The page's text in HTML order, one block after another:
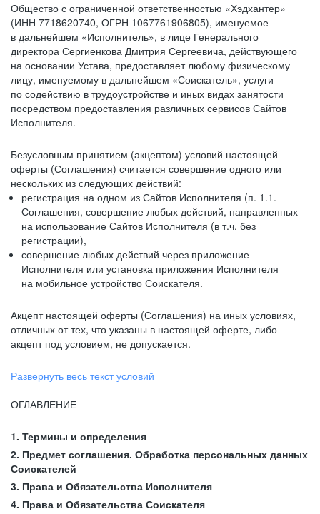
Общество с ограниченной ответственностью «Хэдхантер»
(ИНН 7718620740, ОГРН 1067761906805), именуемое
в дальнейшем «Исполнитель», в лице Генерального
директора Сергиенкова Дмитрия Сергеевича, действующего
на основании Устава, предоставляет любому физическому
лицу, именуемому в дальнейшем «Соискатель», услуги
по содействию в трудоустройстве и иных видах занятости
посредством предоставления различных сервисов Сайтов
Исполнителя.
Безусловным принятием (акцептом) условий настоящей
оферты (Соглашения) считается совершение одного или
нескольких из следующих действий:
регистрация на одном из Сайтов Исполнителя (п. 1.1.
Соглашения, совершение любых действий, направленных
на использование Сайтов Исполнителя (в т.ч. без
регистрации),
совершение любых действий через приложение
Исполнителя или установка приложения Исполнителя
на мобильное устройство Соискателя.
Акцепт настоящей оферты (Соглашения) на иных условиях,
отличных от тех, что указаны в настоящей оферте, либо
акцепт под условием, не допускается.
Развернуть весь текст условий
ОГЛАВЛЕНИЕ
1. Термины и определения
2. Предмет соглашения. Обработка персональных данных
Соискателей
3. Права и Обязательства Исполнителя
4. Права и Обязательства Соискателя